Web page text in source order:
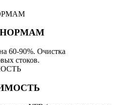
НОРМАМ
60-90%. Очистка
стоков.